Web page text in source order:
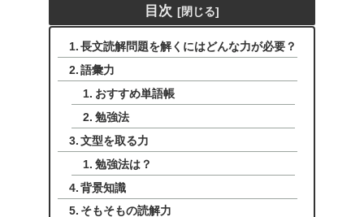
目次
長文読解問題を解くにはどんな力が必要？
語彙力
おすすめ単語帳
勉強法
文型を取る力
勉強法は？
背景知識
そもそもの読解力